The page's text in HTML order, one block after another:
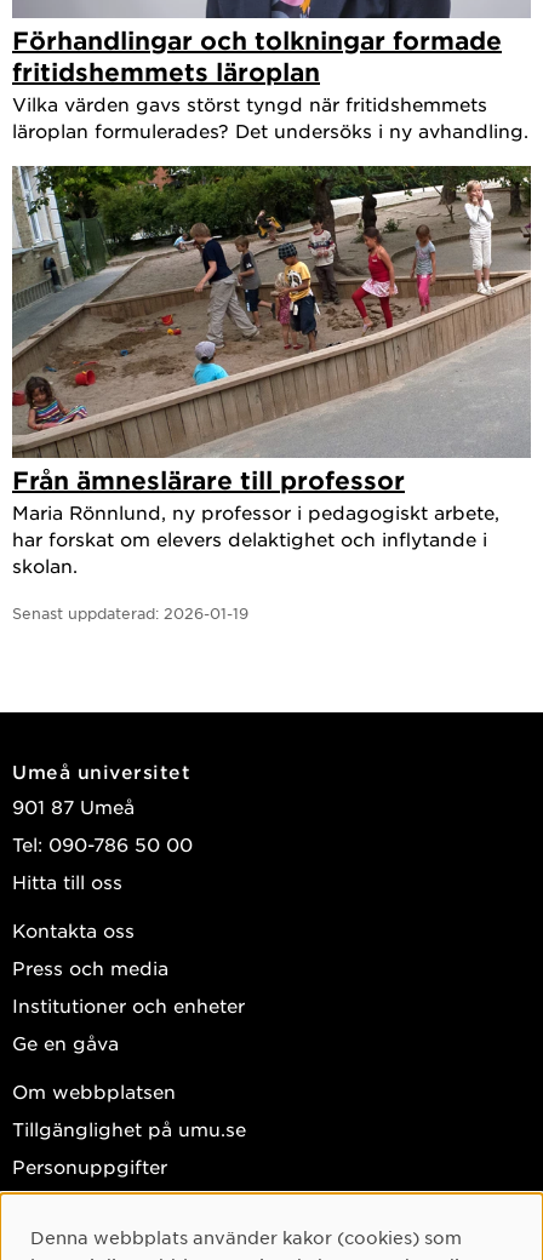
Förhandlingar och tolkningar formade
fritidshemmets läroplan
Vilka värden gavs störst tyngd när fritidshemmets
läroplan formulerades? Det undersöks i ny avhandling.
Från ämneslärare till professor
Maria Rönnlund, ny professor i pedagogiskt arbete,
har forskat om elevers delaktighet och inflytande i
skolan.
Senast uppdaterad: 2026-01-19
Umeå universitet
901 87 Umeå
Tel: 090-786 50 00
Hitta till oss
Kontakta oss
Press och media
Institutioner och enheter
Ge en gåva
Om webbplatsen
Tillgänglighet på umu.se
Personuppgifter
Denna webbplats använder kakor (cookies) som